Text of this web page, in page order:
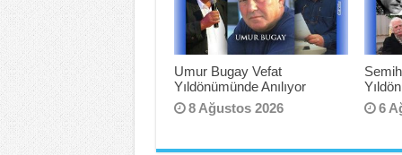
Umur Bugay Vefat
Yıldönümünde Anılıyor
8 Ağustos 2026
6